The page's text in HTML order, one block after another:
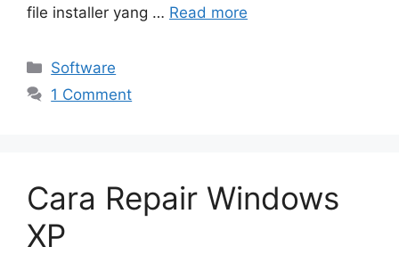
file installer yang … Read more
Categories
Software
1 Comment
Cara Repair Windows
XP